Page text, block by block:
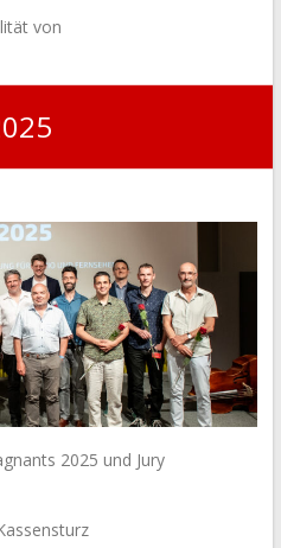
von
2025 und Jury